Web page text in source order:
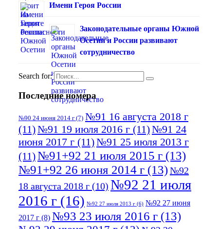
Имени Героя России
Законодательные органы Южной
Осетии и России развивают
сотрудничество
Search for:
Последние номера
№90 24 июня 2014 г (7) №91 16 августа 2018 г
(11)№91 19 июля 2016 г (11)№91 24
июня 2017 г (11)№91 25 июля 2013 г
(11)№91+92 21 июля 2015 г (13)
№91+92 26 июня 2014 г (13)№92
18 августа 2018 г (10) №92 21 июля
2016 г (16) №92 27 июля 2013 г (6) №92 27 июня
2017 г (8) №93 23 июля 2016 г (13)